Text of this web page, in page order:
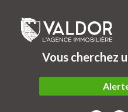
Vous cherchez